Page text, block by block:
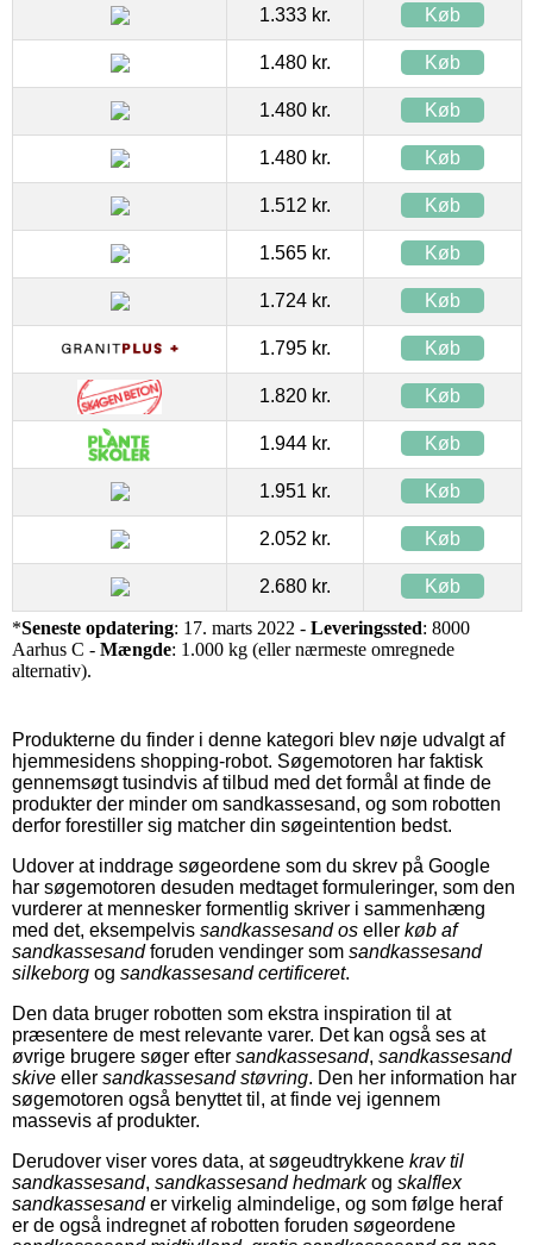
1.333 kr. Køb
1.480 kr. Køb
1.480 kr. Køb
1.480 kr. Køb
1.512 kr. Køb
1.565 kr. Køb
1.724 kr. Køb
1.795 kr. Køb
1.820 kr. Køb
1.944 kr. Køb
1.951 kr. Køb
2.052 kr. Køb
2.680 kr. Køb
*Seneste opdatering: 17. marts 2022 - Leveringssted: 8000
Aarhus C - Mængde: 1.000 kg (eller nærmeste omregnede
alternativ).
Produkterne du finder i denne kategori blev nøje udvalgt af
hjemmesidens shopping-robot. Søgemotoren har faktisk
gennemsøgt tusindvis af tilbud med det formål at finde de
produkter der minder om sandkassesand, og som robotten
derfor forestiller sig matcher din søgeintention bedst.
Udover at inddrage søgeordene som du skrev på Google
har søgemotoren desuden medtaget formuleringer, som den
vurderer at mennesker formentlig skriver i sammenhæng
med det, eksempelvis sandkassesand os eller køb af
sandkassesandforuden vendinger som sandkassesand
silkeborg og sandkassesand certificeret.
Den data bruger robotten som ekstra inspiration til at
præsentere de mest relevante varer. Det kan også ses at
øvrige brugere søger efter sandkassesand, sandkassesand
skive eller sandkassesand støvring. Den her information har
søgemotoren også benyttet til, at finde vej igennem
massevis af produkter.
Derudover viser vores data, at søgeudtrykkene krav til
sandkassesand, sandkassesand hedmarkog skalflex
sandkassesander virkelig almindelige, og som følge heraf
er de også indregnet af robotten foruden søgeordene